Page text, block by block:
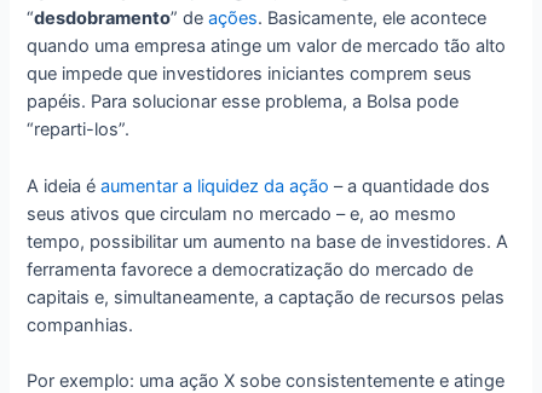
“desdobramento” deações. Basicamente, ele acontece
quando uma empresa atinge um valor de mercado tão alto
que impede que investidores iniciantes comprem seus
papéis. Para solucionar esse problema, a Bolsa pode
“reparti-los”.
A ideia éaumentar a liquidez da ação – a quantidade dos
seus ativos que circulam no mercado – e, ao mesmo
tempo, possibilitar um aumento na base de investidores. A
ferramenta favorece a democratização do mercado de
capitais e, simultaneamente, a captação de recursos pelas
companhias.
Por exemplo: uma ação X sobe consistentemente e atinge